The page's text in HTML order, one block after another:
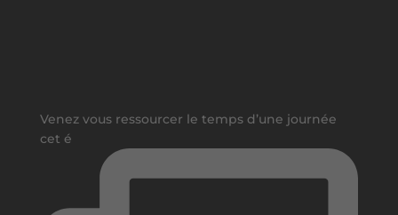
Venez vous ressourcer le temps d’une journée
cet é